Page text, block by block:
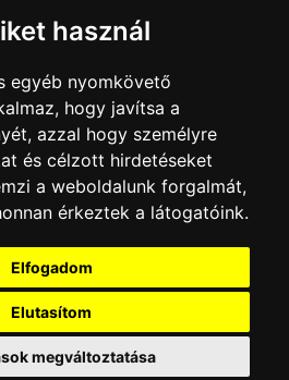
használ
egyéb nyomkövető
hogy javítsa a
azzal hogy személyre
és célzott hirdetéseket
a weboldalunk forgalmát,
érkeztek a látogatóink.
Elfogadom
Elutasítom
megváltoztatása